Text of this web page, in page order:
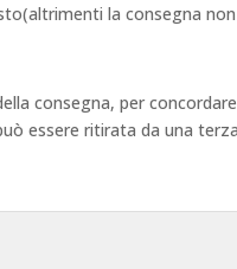
la consegna
consegna, per
essere ritirata da una